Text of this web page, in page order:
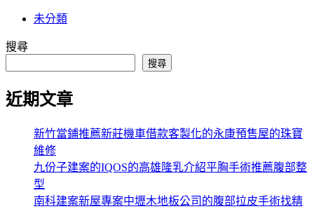
未分類
搜尋
搜尋
近期文章
新竹當鋪推薦新莊機車借款客製化的永康預售屋的珠寶
維修
九份子建案的IQOS的高雄隆乳介紹平胸手術推薦腹部整
型
南科建案新屋專案中壢木地板公司的腹部拉皮手術找精